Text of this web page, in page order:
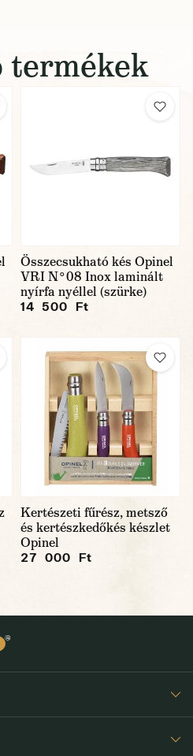
termékek
Összecsukható kés Opinel
VRI N°08 Inox laminált
nyírfa nyéllel (szürke)
14 500 Ft
Kertészeti fűrész, metsző
és kertészkedőkés készlet
Opinel
27 000 Ft